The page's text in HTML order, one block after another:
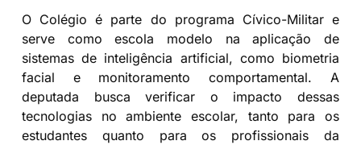
O Colégio é parte do programa Cívico-Militar e
serve como escola modelo na aplicação de
sistemas de inteligência artificial, como biometria
facial e monitoramento comportamental. A
deputada busca verificar o impacto dessas
tecnologias no ambiente escolar, tanto para os
estudantes quanto para os profissionais da